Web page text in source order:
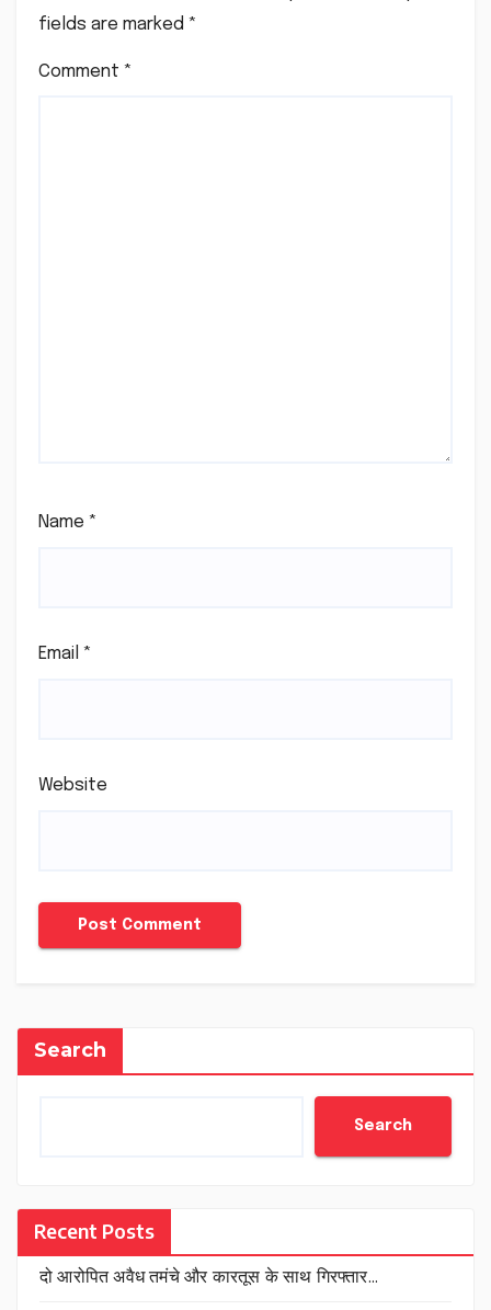
fields are marked *
Comment *
Name *
Email *
Website
Search
Search
Recent Posts
दो आरोपित अवैध तमंचे और कारतूस के साथ गिरफ्तार…